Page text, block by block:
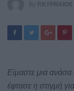
By P.KYPRAIOS
Eίμαστε μια ανάσα
έφτασε η στιγμή